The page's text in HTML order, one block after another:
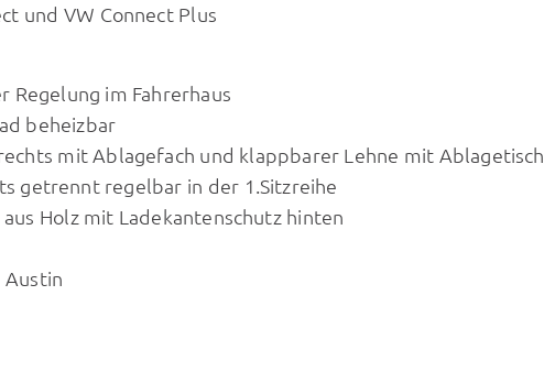
und VW Connect Plus
Regelung im Fahrerhaus
beheizbar
mit Ablagefach und klappbarer Lehne mit Ablagetisch
getrennt regelbar in der 1.Sitzreihe
Holz mit Ladekantenschutz hinten
Austin